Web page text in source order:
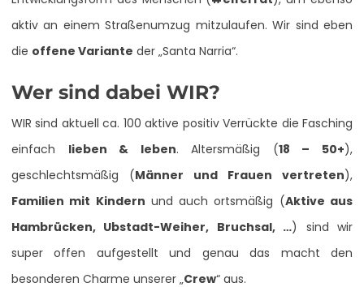
aktiv an einem Straßenumzug mitzulaufen. Wir sind eben
die offene Variante der „Santa Narria“.
Wer sind dabei WIR?
WIR sind aktuell ca. 100 aktive positiv Verrückte die Fasching
einfach lieben & leben. Altersmäßig (18 – 50+),
geschlechtsmäßig (Männer und Frauen vertreten),
Familien mit Kindern und auch ortsmäßig (Aktive aus
Hambrücken, Ubstadt-Weiher, Bruchsal, …) sind wir
super offen aufgestellt und genau das macht den
besonderen Charme unserer „Crew“ aus.